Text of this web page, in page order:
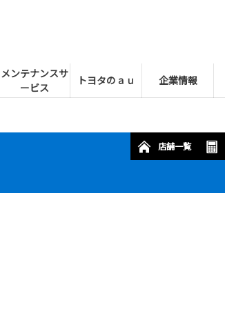
メンテナンスサ
ービス
トヨタのａｕ 企業情報
店舗一覧